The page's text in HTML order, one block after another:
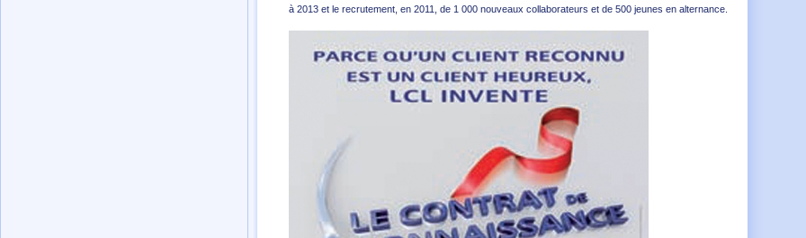
à 2013 et le recrutement, en 2011, de 1 000 nouveaux collaborateurs et de 500 jeunes en alternance.